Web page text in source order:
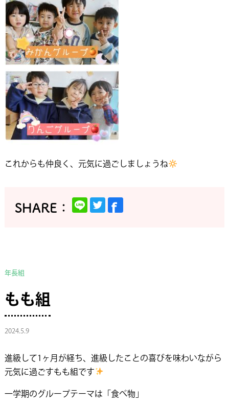
これからも仲良く、元気に過ごしましょうね
年長組
もも組
2024.5.9
進級して1ヶ月が経ち、進級したことの喜びを味わいながら
元気に過ごすもも組です
一学期のグループテーマは「食べ物」